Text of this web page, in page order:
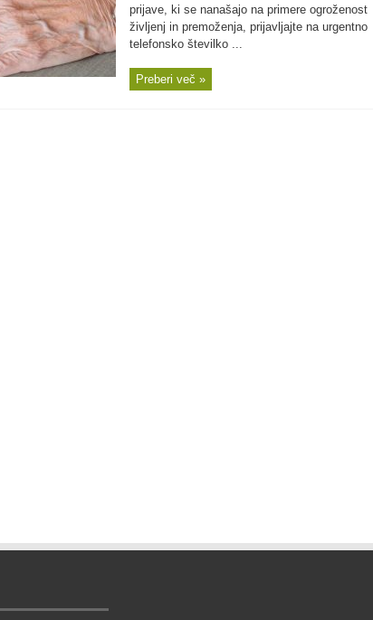
prijave, ki se nanašajo na primere ogroženost
življenj in premoženja, prijavljajte na urgentno
telefonsko številko ...
Preberi več »